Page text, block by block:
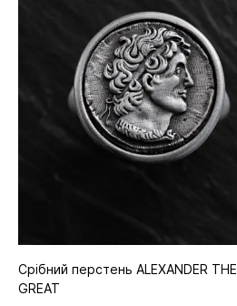
Срібний перстень ALEXANDER THE
GREAT